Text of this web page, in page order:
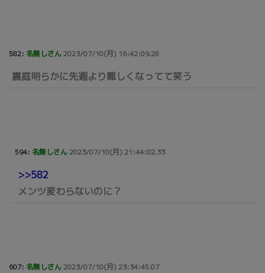
582: 名無しさん2023/07/10(月) 16:42:09.28
裏庭明らかに先週より難しくなってて笑う
594: 名無しさん2023/07/10(月) 21:44:02.33
>>582
メンツ変わらないのに？
607: 名無しさん2023/07/10(月) 23:34:45.07